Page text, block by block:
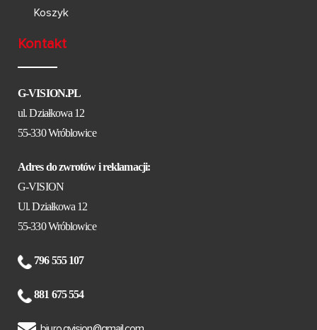
Koszyk
Kontakt
G-VISION.PL
ul. Działkowa 12
55-330 Wróblowice
Adres do zwrotów i reklamacji:
G-VISION
Ul. Działkowa 12
55-330 Wróblowice
796 555 107
881 675 554